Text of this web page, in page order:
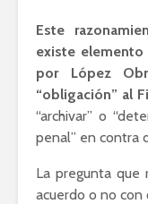
Este
existe
por López
“obligación” al
“archivar” o
penal” en contra
La pregunta que
acuerdo o no con